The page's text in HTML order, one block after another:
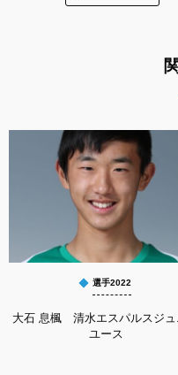
選手2022
大石 息楓 清水エスパルスジュ
ユース